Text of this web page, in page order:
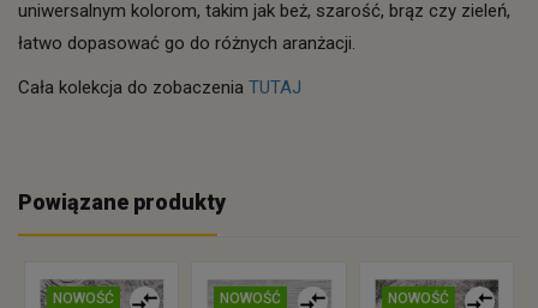
uniwersalnym kolorom, takim jak beż, szarość, brąz czy zieleń,
łatwo dopasować go do różnych aranżacji.
Cała kolekcja do zobaczenia TUTAJ
Powiązane produkty
NOWOŚĆ NOWOŚĆ NOWOŚĆ